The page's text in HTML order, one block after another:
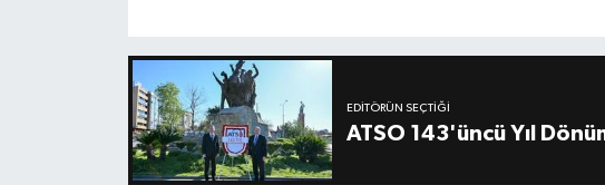
EDITÖRÜN SEÇTIĞI
ATSO 143'üncü Yıl